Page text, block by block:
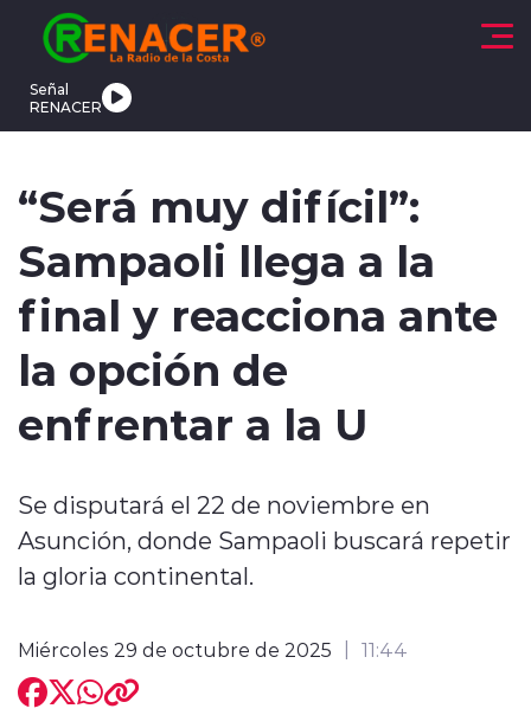
Click acá para ir directamente al contenido
Señal
RENACER
modo claro
“Será muy difícil”:
Sampaoli llega a la
final y reacciona ante
la opción de
enfrentar a la U
Se disputará el 22 de noviembre en
Asunción, donde Sampaoli buscará repetir
la gloria continental.
Miércoles 29 de octubre de 2025 11:44